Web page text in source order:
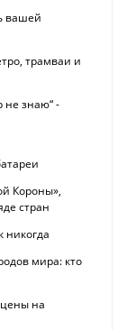
вашей
трамваи и
не знаю“ -
Короны»,
стран
никогда
мира: кто
на